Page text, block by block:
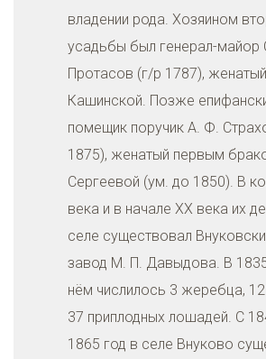
владении рода. Хозяином
усадьбы был генерал-майор
Протасов (г/р 1787),
Кашинской. Позже
помещик поручик А. Ф.
1875), женатый первым
Сергеевой (ум. до 1850). В
века и в начале XX века их
селе существовал
завод М. П. Давыдова. В
нём числилось 3 жеребца,
37 приплодных лошадей. С
1865 год в селе Внуково